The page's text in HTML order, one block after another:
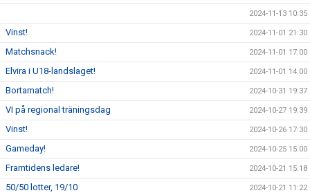
2024-11-13 10:35
Vinst! 2024-11-01 21:30
Matchsnack! 2024-11-01 17:00
Elvira i U18-landslaget! 2024-11-01 14:00
Bortamatch! 2024-10-31 19:37
VI på regional träningsdag 2024-10-27 19:39
Vinst! 2024-10-26 17:30
Gameday! 2024-10-25 15:00
Framtidens ledare! 2024-10-21 15:18
50/50 lotter, 19/10 2024-10-21 11:22